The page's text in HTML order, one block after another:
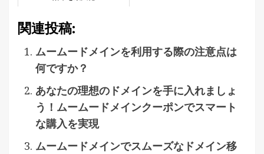
関連投稿:
ムームードメインを利用する際の注意点は
何ですか？
あなたの理想のドメインを手に入れましょ
う！ムームードメインクーポンでスマート
な購入を実現
ムームードメインでスムーズなドメイン移